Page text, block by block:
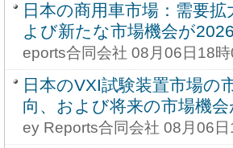
日本の商用車市場：需要
よび新たな市場機会が
eports合同会社 08月06日18
日本のVXI試験装置市場の
向、および将来の市場機
ey Reports合同会社 08月06